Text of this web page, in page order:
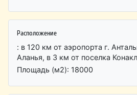
Расположение
: в 120 км от аэропорта г.
Аланья, в 3 км от поселка
Площадь (м2): 18000